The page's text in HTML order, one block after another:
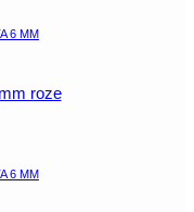
6 MM
roze
6 MM